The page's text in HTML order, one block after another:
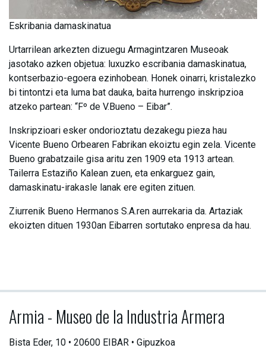
Eskribania damaskinatua
Urtarrilean arkezten dizuegu Armagintzaren Museoak
jasotako azken objetua: luxuzko escribania damaskinatua,
kontserbazio-egoera ezinhobean. Honek oinarri, kristalezko
bi tintontzi eta luma bat dauka, baita hurrengo inskripzioa
atzeko partean: “Fº de V.Bueno – Eibar”.
Inskripzioari esker ondorioztatu dezakegu pieza hau
Vicente Bueno Orbearen Fabrikan ekoiztu egin zela. Vicente
Bueno grabatzaile gisa aritu zen 1909 eta 1913 artean.
Tailerra Estaziño Kalean zuen, eta enkarguez gain,
damaskinatu-irakasle lanak ere egiten zituen.
Ziurrenik Bueno Hermanos S.A.ren aurrekaria da. Artaziak
ekoizten dituen 1930an Eibarren sortutako enpresa da hau.
Armia - Museo de la Industria Armera
Bista Eder, 10 • 20600 EIBAR • Gipuzkoa